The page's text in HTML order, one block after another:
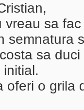
vreau sa
semnatura
sa
initial.
oferi o grila